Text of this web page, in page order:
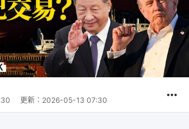
更新： 2026-05-13 07:30